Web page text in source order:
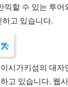
끽할 수 있는 투어
고 있습니다.
시가키섬의 대자
고 있습니다. 웹